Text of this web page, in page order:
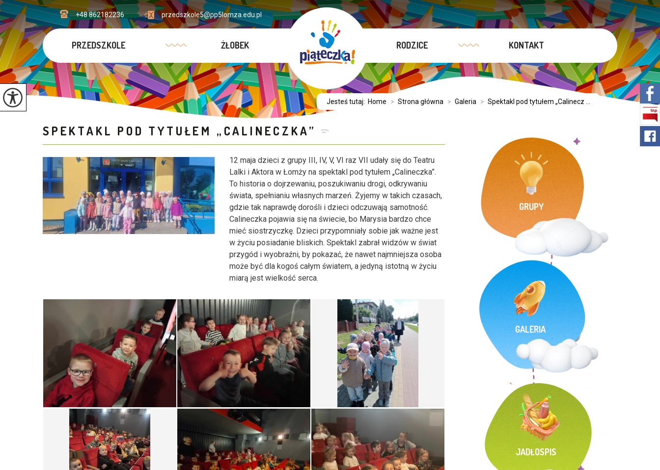
przedszkole5@pp5lomza.edu.pl
+48 862182236
PRZEDSZKOLE ŻŁOBEK RODZICE KONTAKT
Jesteś tutaj: Home > Strona główna > Galeria > Spektakl pod tytułem „Calinecz ...
SPEKTAKL POD TYTUŁEM „CALINECZKA”
12 maja dzieci z grupy III, IV, V, VI raz VII udały się do Teatru
Lalki i Aktora w Łomży na spektakl pod tytułem „Calineczka”.
To historia o dojrzewaniu, poszukiwaniu drogi, odkrywaniu
świata, spełnianiu własnych marzeń. Żyjemy w takich czasach,
gdzie tak naprawdę dorośli i dzieci odczuwają samotność.
Calineczka pojawia się na świecie, bo Marysia bardzo chce
mieć siostrzyczkę. Dzieci przypomniały sobie jak ważne jest
w życiu posiadanie bliskich. Spektakl zabrał widzów w świat
przygód i wyobraźni, by pokazać, że nawet najmniejsza osoba
może być dla kogoś całym światem, a jedyną istotną w życiu
miarą jest wielkość serca.
GRUPY
GALERIA
JADŁOSPIS